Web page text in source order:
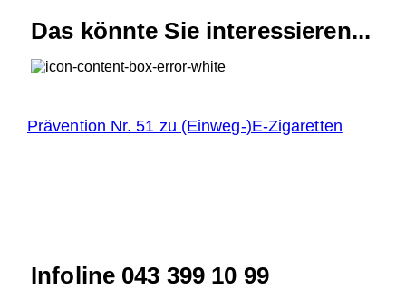
Das könnte Sie interessieren...
Prävention Nr. 51 zu (Einweg-)E-Zigaretten
Infoline 043 399 10 99